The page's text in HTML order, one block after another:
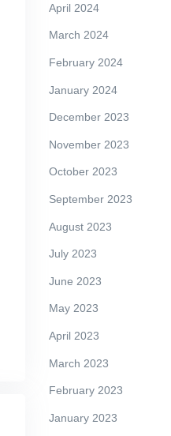
April 2024
March 2024
February 2024
January 2024
December 2023
November 2023
October 2023
September 2023
August 2023
July 2023
June 2023
May 2023
April 2023
March 2023
February 2023
January 2023